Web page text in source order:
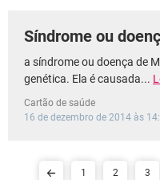
Síndrome ou
a síndrome ou doença de
genética. Ela é causada...
Cartão de saúde
16 de dezembro de 2014 às
1 2 3